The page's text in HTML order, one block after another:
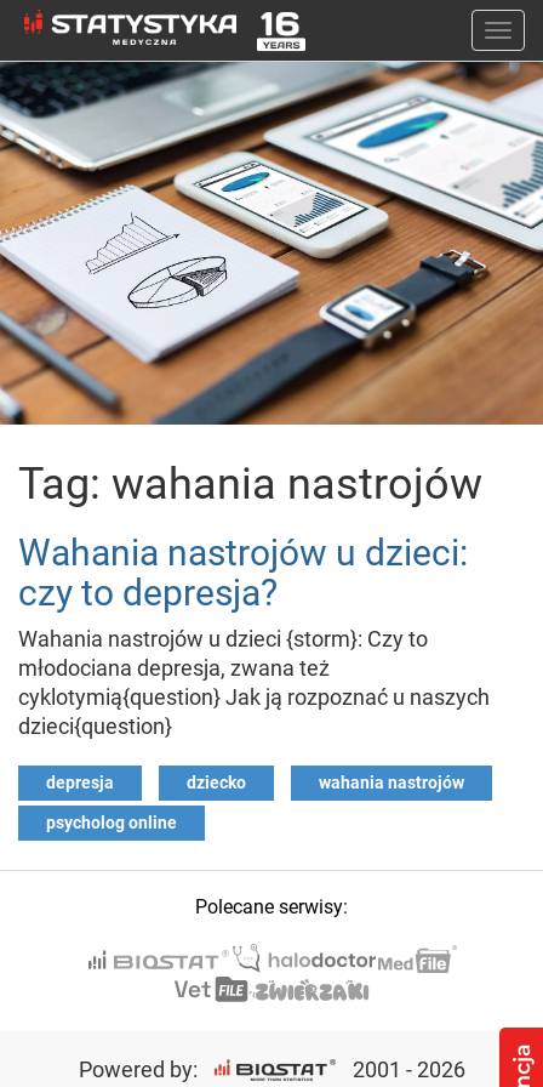
Tag: wahania nastrojów
Wahania nastrojów u dzieci:
czy to depresja?
Wahania nastrojów u dzieci {storm}: Czy to
młodociana depresja, zwana też
cyklotymią{question} Jak ją rozpoznać u naszych
dzieci{question}
depresja dziecko wahania nastrojów
psycholog online
Polecane serwisy:
Powered by: 2001 - 2026